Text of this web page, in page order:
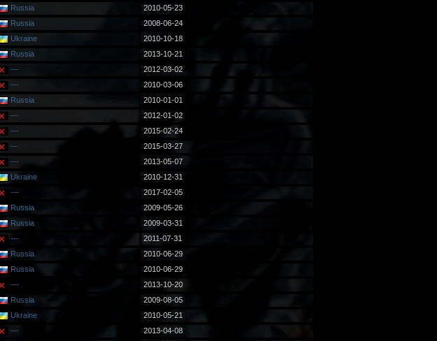
Russia
2010-05-23
Russia
2008-06-24
Ukraine
2010-10-18
Russia
2013-10-21
---
2012-03-02
---
2010-03-06
Russia
2010-01-01
---
2012-01-02
---
2015-02-24
---
2015-03-27
---
2013-05-07
Ukraine
2010-12-31
---
2017-02-05
Russia
2009-05-26
Russia
2009-03-31
---
2011-07-31
Russia
2010-06-29
Russia
2010-06-29
---
2013-10-20
Russia
2009-08-05
Ukraine
2010-05-21
---
2013-04-08